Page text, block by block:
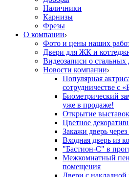
Наличники
Карнизы
Фрезы
О компании
Фото и цены наших
Двери для ЖК и
Видеозаписи о стальных
Новости компании
Популярная
сотрудничестве с
Биометрический
уже в продаже!
Открытие
Цветное
Закажи дверь
Входная дверь из
"Бастион-С" в
Межкомнатный
помещения
Двери с накладной